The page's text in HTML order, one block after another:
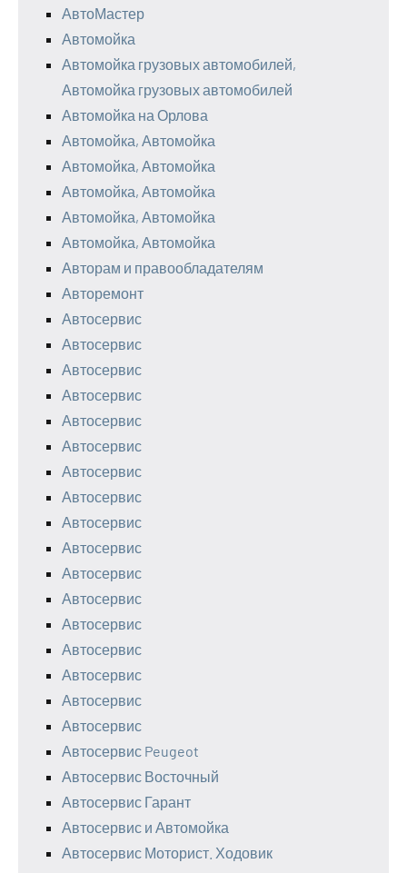
АвтоМастер
Автомойка
Автомойка грузовых автомобилей,
Автомойка грузовых автомобилей
Автомойка на Орлова
Автомойка, Автомойка
Автомойка, Автомойка
Автомойка, Автомойка
Автомойка, Автомойка
Автомойка, Автомойка
Авторам и правообладателям
Авторемонт
Автосервис
Автосервис
Автосервис
Автосервис
Автосервис
Автосервис
Автосервис
Автосервис
Автосервис
Автосервис
Автосервис
Автосервис
Автосервис
Автосервис
Автосервис
Автосервис
Автосервис
Автосервис Peugeot
Автосервис Восточный
Автосервис Гарант
Автосервис и Автомойка
Автосервис Моторист. Ходовик